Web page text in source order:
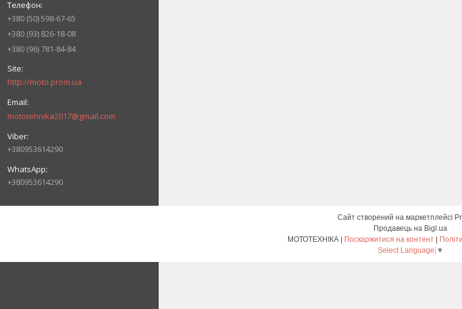
+380 (50) 598-67-65
+380 (93) 826-18-08
+380 (96) 781-84-84
http://moto.prom.ua
mototehnika2017@gmail.com
+380953614290
+380953614290
Сайт створений на маркетплейсі
Продавець на Bigl.ua
МОТОТЕХНІКА | Поскаржитися на контент |
Select Language ▼